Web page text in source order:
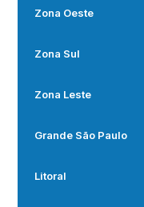
Zona Oeste
Zona Sul
Zona Leste
Grande São Paulo
Litoral